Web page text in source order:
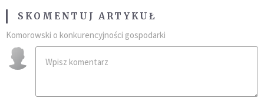
SKOMENTUJ ARTYKUŁ
Komorowski o konkurencyjności gospodarki